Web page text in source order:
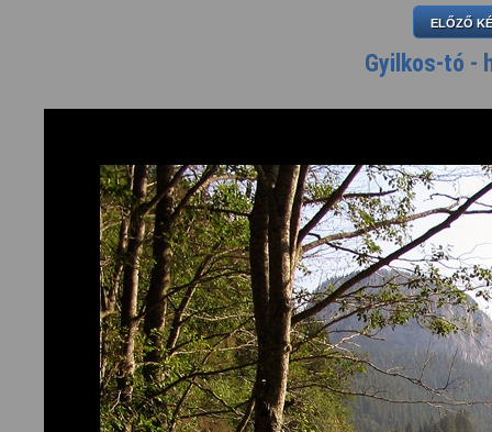
ELŐZŐ
Gyilkos-tó -